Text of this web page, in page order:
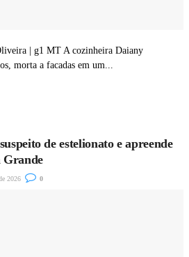
| g1 MT A cozinheira Daiany
morta a facadas em um...
de estelionato e apreende
Grande
2026 0